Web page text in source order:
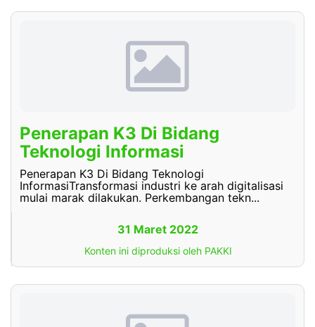
Penerapan K3 Di Bidang
Teknologi Informasi
Penerapan K3 Di Bidang Teknologi
InformasiTransformasi industri ke arah digitalisasi
mulai marak dilakukan. Perkembangan tekn...
31 Maret 2022
Konten ini diproduksi oleh PAKKI